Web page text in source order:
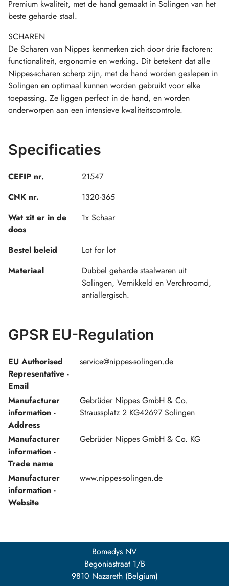
Premium kwaliteit, met de hand gemaakt in Solingen van het
beste geharde staal.
SCHAREN
De Scharen van Nippes kenmerken zich door drie factoren:
functionaliteit, ergonomie en werking. Dit betekent dat alle
Nippes-scharen scherp zijn, met de hand worden geslepen in
Solingen en optimaal kunnen worden gebruikt voor elke
toepassing. Ze liggen perfect in de hand, en worden
onderworpen aan een intensieve kwaliteitscontrole.
Specificaties
CEFIP nr.
21547
CNK nr.
1320-365
Wat zit er in de
doos
1x Schaar
Bestel beleid
Lot for lot
Materiaal
Dubbel geharde staalwaren uit
Solingen, Vernikkeld en Verchroomd,
antiallergisch.
GPSR EU-Regulation
EU Authorised
Representative -
Email
service@nippes-solingen.de
Manufacturer
information -
Address
Gebrüder Nippes GmbH & Co.
Straussplatz 2 KG42697 Solingen
Manufacturer
information -
Trade name
Gebrüder Nippes GmbH & Co. KG
Manufacturer
information -
Website
www.nippes-solingen.de
Bomedys NV
Begoniastraat 1/B
9810 Nazareth (Belgium)